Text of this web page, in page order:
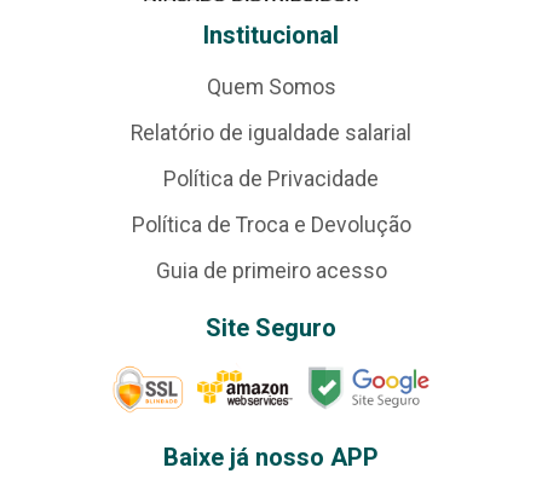
Institucional
Quem Somos
Relatório de igualdade salarial
Política de Privacidade
Política de Troca e Devolução
Guia de primeiro acesso
Site Seguro
Baixe já nosso APP